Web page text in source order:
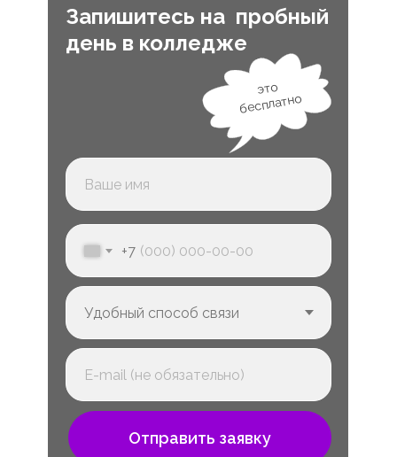
Запишитесь на пробный
день в колледже
+7
Отправить заявку
это
бесплатно